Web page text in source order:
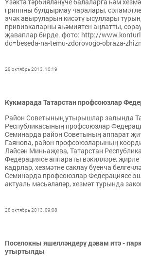
Үзәктә тәрбияләнүче балаларга һәм
гриппны булдырмау чаралары,
эчәк авыруларын кисәтү ысуллары
прививкаларны әһәмиятен аңлатты,
җаваплар бирде. фото: http://
do=beseda-na-temu-zdorovogo-obraza-
28 октябрь 2013, 10:19
Кукмарада Татарстан профсоюзлар
Район Советының утырышлар залында
Республикасының профсоюзлар
Семинарда район Советының аппарат
Гаянова, район профсоюзларының
Ләйсән Минһаҗева, Татарстан
Федерациясе аппараты вәкилләре,
кадрлар, хезмәтне саклау буенча
Семинарда профсоюзлар Федерациясе
актуаль мәсьәләләр, хезмәт турында
28 октябрь 2013, 09:08
Поселокны яшелләндерү дәвам итә -
утыртылды